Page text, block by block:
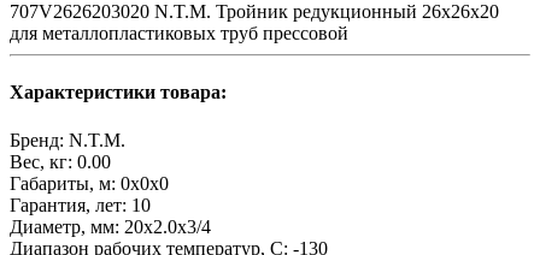
707V2626203020 N.T.M. Тройник редукционный 26x26x20
для металлопластиковых труб прессовой
Характеристики товара:
Бренд: N.T.M.
Вес, кг: 0.00
Габариты, м: 0x0x0
Гарантия, лет: 10
Диаметр, мм: 20х2.0х3/4
Диапазон рабочих температур, С: -130